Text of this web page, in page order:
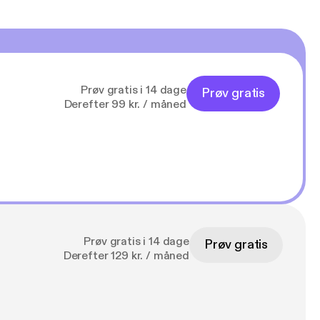
Prøv gratis i 14 dage
Derefter 99 kr. / måned
Prøv gratis
Prøv gratis i 14 dage
Derefter 129 kr. / måned
Prøv gratis